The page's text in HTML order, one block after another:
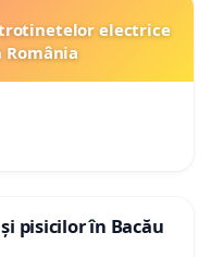
electrice
pisicilor în Bacău